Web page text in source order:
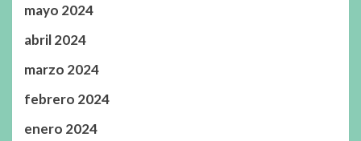
mayo 2024
abril 2024
marzo 2024
febrero 2024
enero 2024